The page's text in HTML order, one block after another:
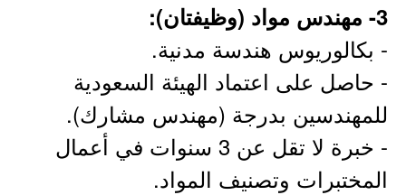
3- مهندس مواد (وظيفتان):
- بكالوريوس هندسة مدنية.
- حاصل على اعتماد الهيئة السعودية
للمهندسين بدرجة (مهندس مشارك).
- خبرة لا تقل عن 3 سنوات في أعمال
المختبرات وتصنيف المواد.